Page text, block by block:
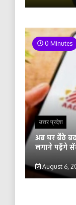
0 Minutes
उत्तर प्रदेश
अब घर बैठे
लगाने पड़ेंगे
August 6,